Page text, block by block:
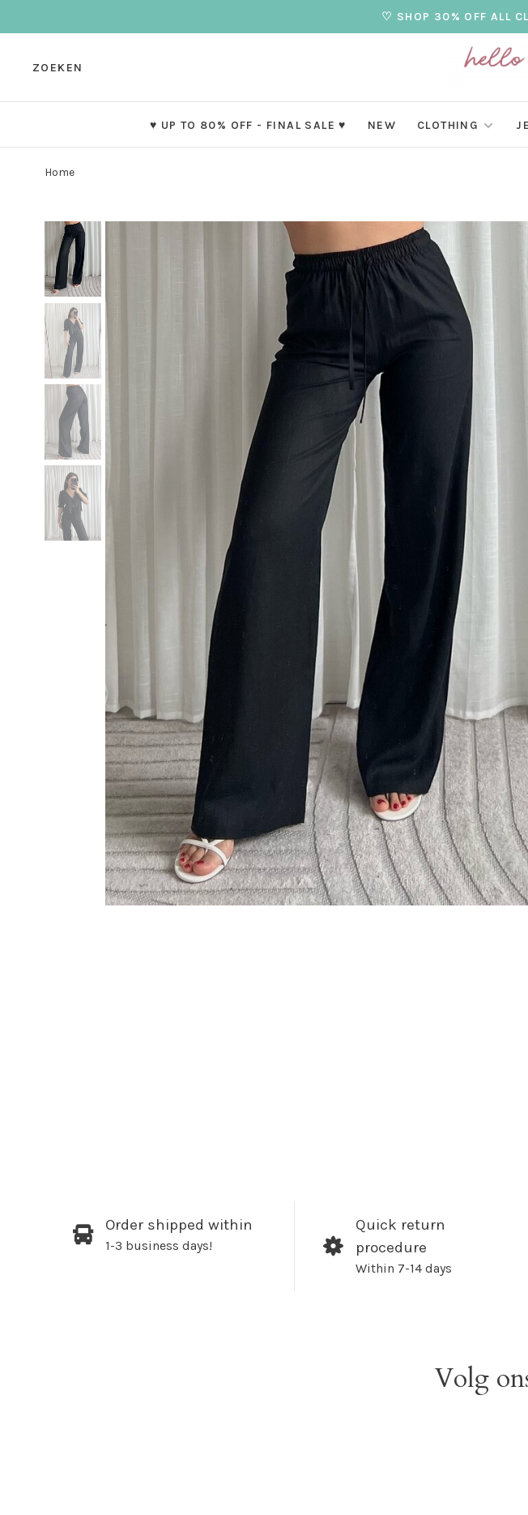
♡ SHOP 30% OFF ALL
ZOEKEN
♥ UP TO 80% OFF - FINAL SALE ♥ NEW CLOTHING
Home
Order shipped within
1-3 business days!
Quick return
procedure
Within 7-14 days
Volg